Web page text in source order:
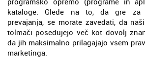
kataloge. Glede na to, da gre za
prevajanja, se morate zavedati, da
tolmači posedujejo več kot dovolj
da jih maksimalno prilagajajo vsem
marketinga.